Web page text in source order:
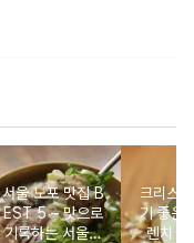
서울 노포 맛집 B
EST 5 – 맛으로
기록하는 서울의
크리스
기 좋은
렌치